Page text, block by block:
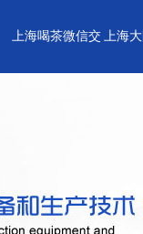
上海喝茶微信交 上海